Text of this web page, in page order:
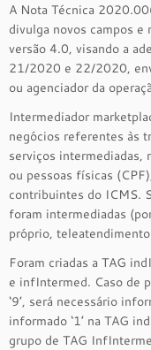
A Nota Técnica
divulga novos campos
versão 4.0, visando a
21/2020 e 22/2020,
ou agenciador da
Intermediador
negócios referentes às
serviços intermediadas,
ou pessoas físicas
contribuintes do ICMS.
foram intermediadas
próprio,
Foram criadas a TAG
e infIntermed. Caso de
‘9’, será necessário
informado ‘1’ na TAG
grupo de TAG